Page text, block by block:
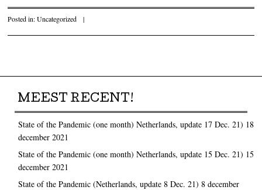
Posted in:Uncategorized |
MEEST RECENT!
State of the Pandemic (one month) Netherlands, update 17 Dec. 21) 18
december 2021
State of the Pandemic (one month) Netherlands, update 15 Dec. 21) 15
december 2021
State of the Pandemic (Netherlands, update 8 Dec. 21) 8 december